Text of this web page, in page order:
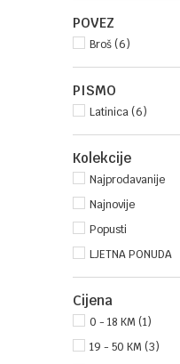
POVEZ
Broš (6)
PISMO
Latinica (6)
Kolekcije
Najprodavanije
Najnovije
Popusti
LJETNA PONUDA
Cijena
0 - 18 KM (1)
19 - 50 KM (3)